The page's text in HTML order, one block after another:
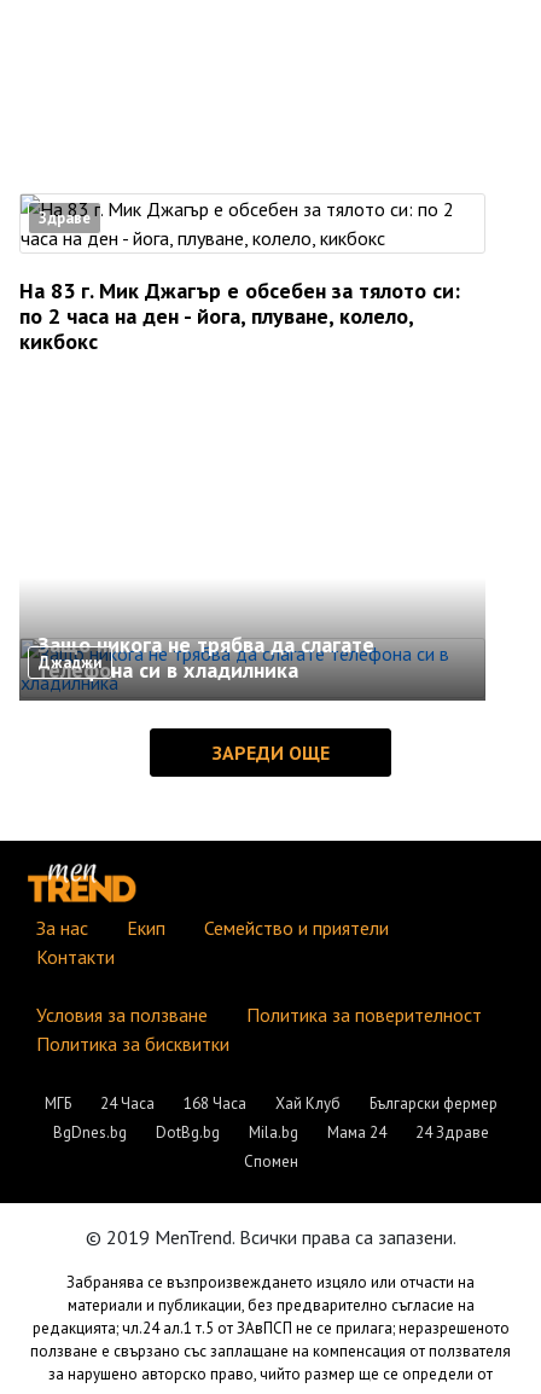
Здраве
На 83 г. Мик Джагър е обсебен за тялото си:
по 2 часа на ден - йога, плуване, колело,
кикбокс
Джаджи
Защо никога не трябва да слагате
телефона си в хладилника
За нас Екип
Семейство и приятели
Контакти
Условия за ползване
Политика за поверителност
Политика за бисквитки
МГБ 24 Часа 168 Часа Хай Клуб
Български фермер
BgDnes.bg
DotBg.bg Mila.bg Мама 24
24 Здраве
Спомен
© 2019 MenTrend. Всички права са запазени.
Забранява се възпроизвеждането изцяло или отчасти на
материали и публикации, без предварително съгласие на
редакцията; чл.24 ал.1 т.5 от ЗАвПСП не се прилага; неразрешеното
ползване е свързано със заплащане на компенсация от ползвателя
за нарушено авторско право, чийто размер ще се определи от